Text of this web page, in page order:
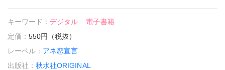
キーワード：デジタル
電子書籍
定価：550円（税抜）
レーベル： アネ恋宣言
出版社：秋水社ORIGINAL